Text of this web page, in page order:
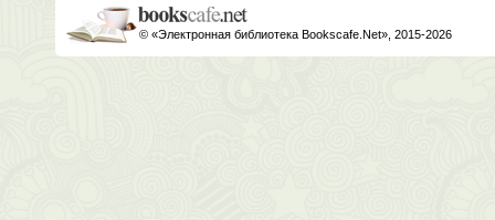
© «Электронная библиотека Bookscafe.Net», 2015-2026